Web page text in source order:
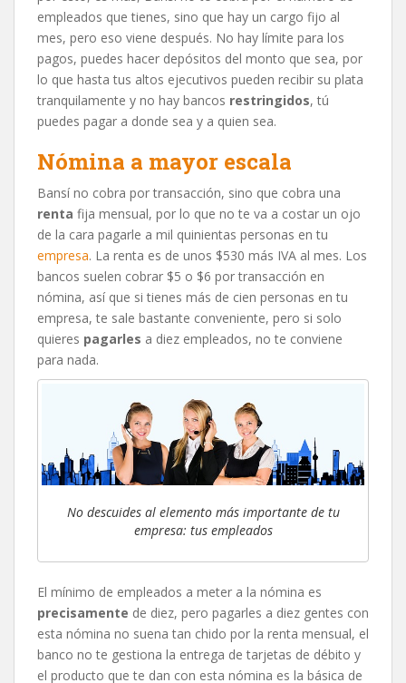
empleados que tienes, sino que hay un cargo fijo al
mes, pero eso viene después. No hay límite para los
pagos, puedes hacer depósitos del monto que sea, por
lo que hasta tus altos ejecutivos pueden recibir su plata
tranquilamente y no hay bancos restringidos, tú
puedes pagar a donde sea y a quien sea.
Nómina a mayor escala
Bansí no cobra por transacción, sino que cobra una
renta fija mensual, por lo que no te va a costar un ojo
de la cara pagarle a mil quinientas personas en tu
empresa. La renta es de unos $530 más IVA al mes. Los
bancos suelen cobrar $5 o $6 por transacción en
nómina, así que si tienes más de cien personas en tu
empresa, te sale bastante conveniente, pero si solo
quieres pagarles a diez empleados, no te conviene
para nada.
No descuides al elemento más importante de tu
empresa: tus empleados
El mínimo de empleados a meter a la nómina es
precisamente de diez, pero pagarles a diez gentes con
esta nómina no suena tan chido por la renta mensual, el
banco no te gestiona la entrega de tarjetas de débito y
el producto que te dan con esta nómina es la básica de